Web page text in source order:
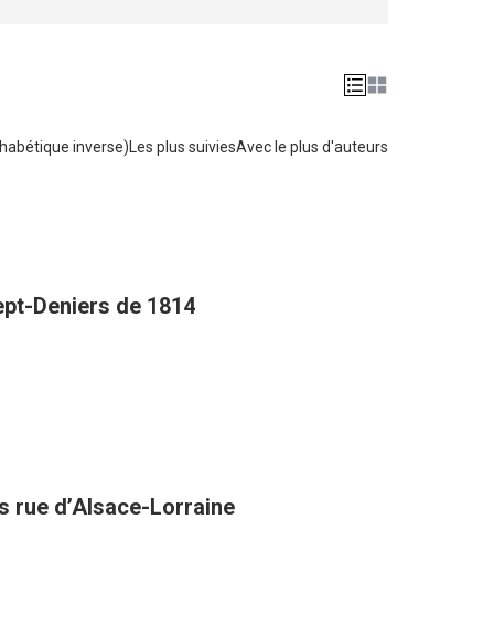
inverse) Les plus suiviesAvec le plus d'auteurs
Deniers de 1814
rue d’Alsace-Lorraine